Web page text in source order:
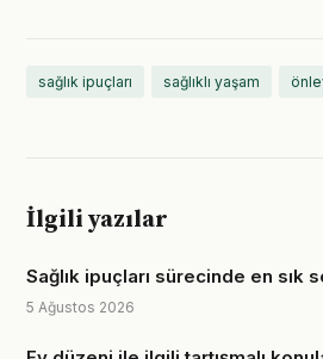
sağlık ipuçları sağlıklı yaşam
İlgili yazılar
Sağlık ipuçları sürecinde en sık
5 Ağustos 2026